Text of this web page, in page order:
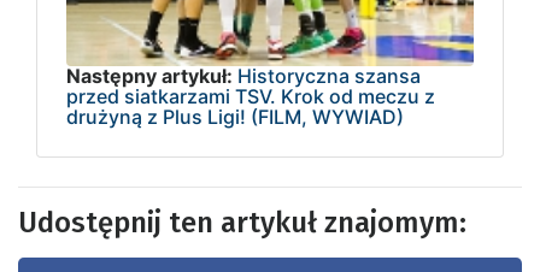
Następny artykuł: Historyczna szansa
przed siatkarzami TSV. Krok od meczu z
drużyną z Plus Ligi! (FILM, WYWIAD)
Udostępnij ten artykuł znajomym: